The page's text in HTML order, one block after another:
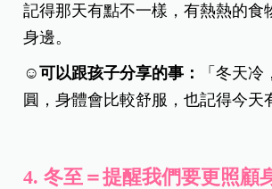
記得那天有點不一樣，有熱熱的食
身邊。
☺️可以跟孩子分享的事：
「冬天
圓，身體會比較舒服，也記得今天
4.冬至＝提醒我們要更照顧